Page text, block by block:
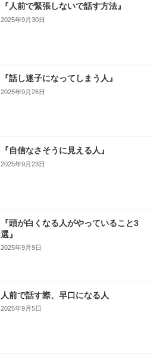
『人前で緊張しないで話す方法』
2025年9月30日
『話し迷子になってしまう人』
2025年9月26日
『自信なさそうに見える人』
2025年9月23日
『頭が白くなる人がやっていること3
選』
2025年9月9日
人前で話す際、早口になる人
2025年9月5日